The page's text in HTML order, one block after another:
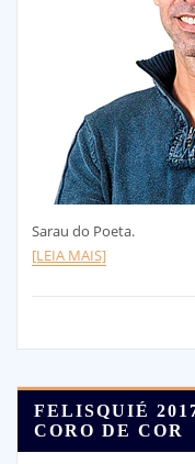
Sarau do Poeta.
[LEIA MAIS]
FELISQUIÉ
CORO DE COR